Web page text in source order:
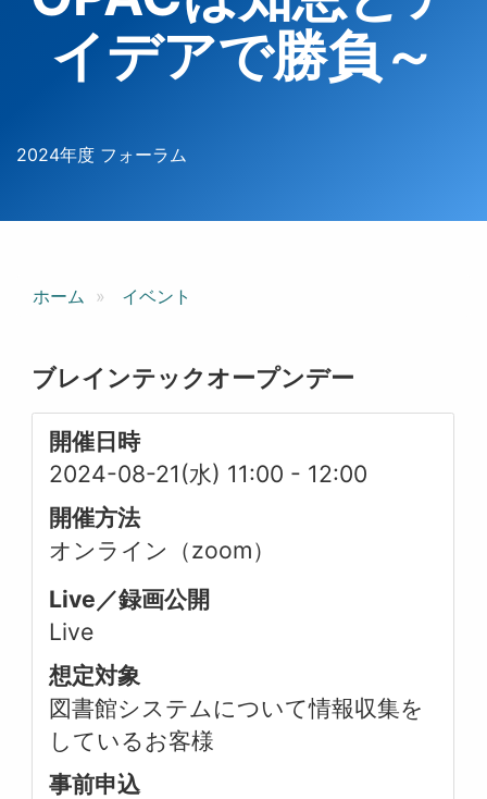
イデアで勝負～
2024年度 フォーラム
ホーム イベント
ブレインテックオープンデー
開催日時
2024-08-21(水) 11:00 - 12:00
開催方法
オンライン（zoom）
Live／録画公開
Live
想定対象
図書館システムについて情報収集を
しているお客様
事前申込